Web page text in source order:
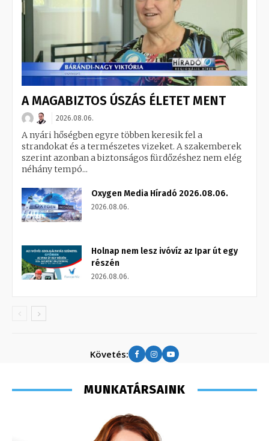
A MAGABIZTOS ÚSZÁS ÉLETET MENT
2026.08.06.
A nyári hőségben egyre többen keresik fel a
strandokat és a természetes vizeket. A szakemberek
szerint azonban a biztonságos fürdőzéshez nem elég
néhány tempó...
Oxygen Media Híradó 2026.08.06.
2026.08.06.
Holnap nem lesz ivóvíz az Ipar út egy
részén
2026.08.06.
Követés:
MUNKATÁRSAINK